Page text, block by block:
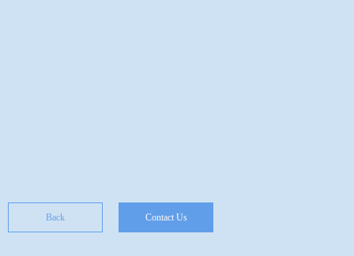
Back Contact Us